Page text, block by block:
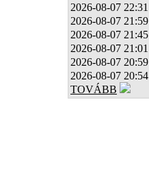
2026-08-07 22:31
2026-08-07 21:59
2026-08-07 21:45
2026-08-07 21:01
2026-08-07 20:59
2026-08-07 20:54
TOVÁBB